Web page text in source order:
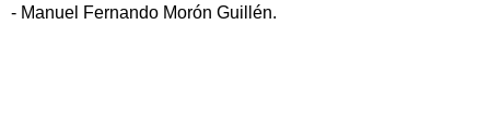
- Manuel Fernando Morón Guillén.